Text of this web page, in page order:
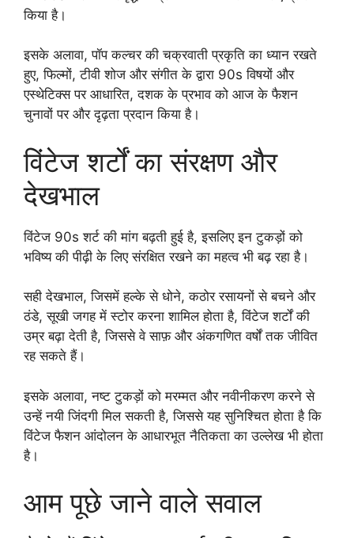
किया है।
इसके अलावा, पॉप कल्चर की चक्रवाती प्रकृति का ध्यान रखते
हुए, फिल्मों, टीवी शोज और संगीत के द्वारा 90s विषयों और
एस्थेटिक्स पर आधारित, दशक के प्रभाव को आज के फैशन
चुनावों पर और दृढ़ता प्रदान किया है।
विंटेज शर्टों का संरक्षण और
देखभाल
विंटेज 90s शर्ट की मांग बढ़ती हुई है, इसलिए इन टुकड़ों को
भविष्य की पीढ़ी के लिए संरक्षित रखने का महत्व भी बढ़ रहा है।
सही देखभाल, जिसमें हल्के से धोने, कठोर रसायनों से बचने और
ठंडे, सूखी जगह में स्टोर करना शामिल होता है, विंटेज शर्टों की
उम्र बढ़ा देती है, जिससे वे साफ़ और अंकगणित वर्षों तक जीवित
रह सकते हैं।
इसके अलावा, नष्ट टुकड़ों को मरम्मत और नवीनीकरण करने से
उन्हें नयी जिंदगी मिल सकती है, जिससे यह सुनिश्चित होता है कि
विंटेज फैशन आंदोलन के आधारभूत नैतिकता का उल्लेख भी होता
है।
आम पूछे जाने वाले सवाल